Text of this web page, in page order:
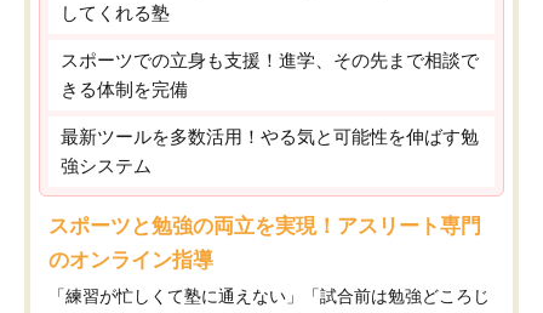
してくれる塾
スポーツでの立身も支援！進学、その先まで相談で
きる体制を完備
最新ツールを多数活用！やる気と可能性を伸ばす勉
強システム
スポーツと勉強の両立を実現！アスリート専門
のオンライン指導
「練習が忙しくて塾に通えない」「試合前は勉強どころじ